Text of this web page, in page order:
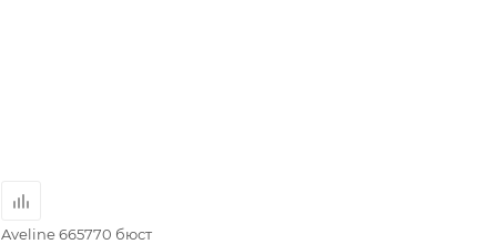
Aveline 665770 бюст